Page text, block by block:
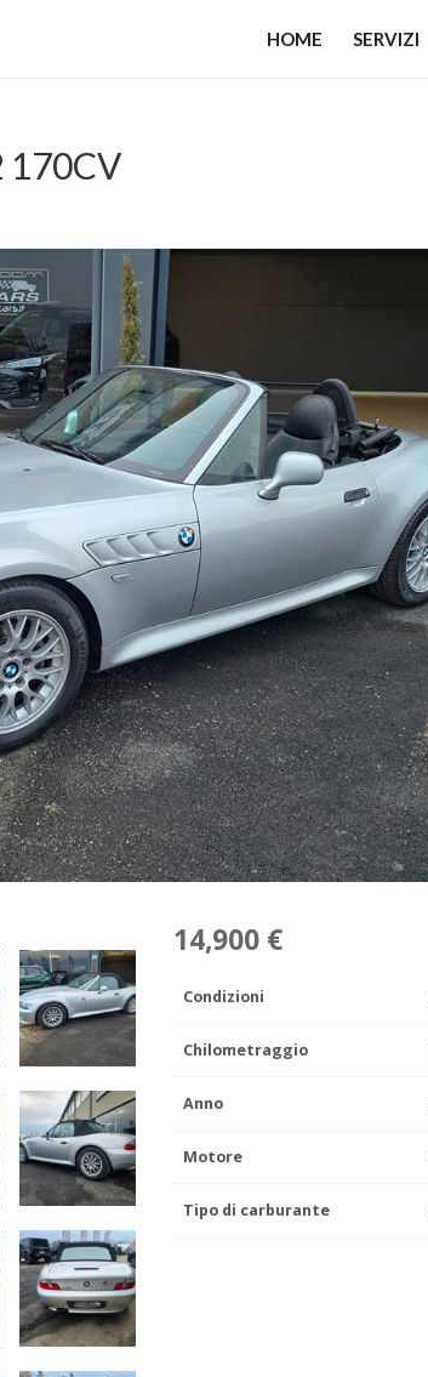
HOME SERVIZI
170CV
14,900 €
Condizioni
Chilometraggio
Anno
Motore
Tipo di carburante